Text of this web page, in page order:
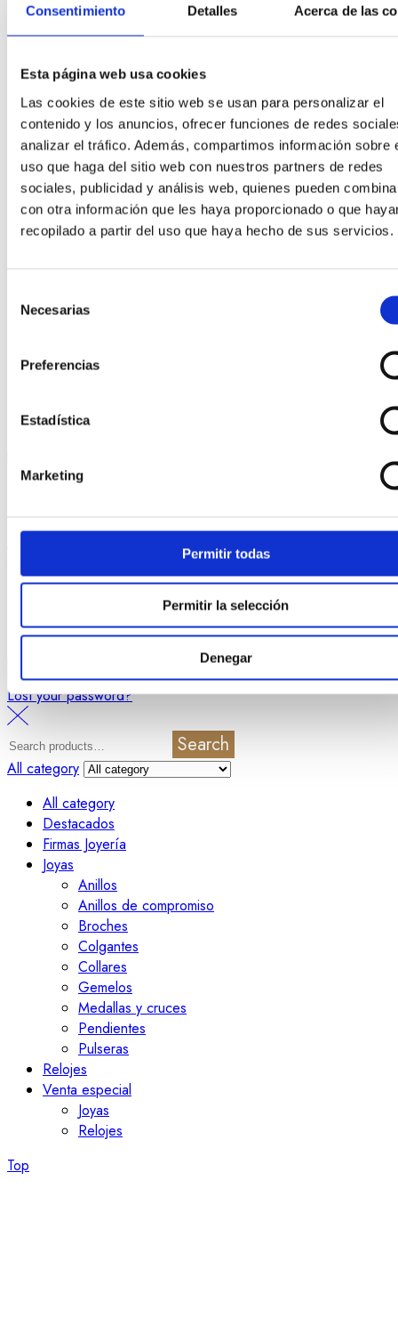
Consentimiento Detalles Acerca de las
Esta página web usa cookies
Las cookies de este sitio web se usan para personalizar el
contenido y los anuncios, ofrecer funciones de redes
analizar el tráfico. Además, compartimos información sobre
uso que haga del sitio web con nuestros partners de redes
sociales, publicidad y análisis web, quienes pueden
con otra información que les haya proporcionado o que
recopilado a partir del uso que haya hecho de sus servicios.
Necesarias
Preferencias
Estadística
Marketing
Permitir todas
Permitir la selección
Denegar
Condiciones de contratación
Política de Cookies
Declaración de accesibilidad
Esta empresa ha sido beneficiaria del bono Kit Digital y lo
ha utilizado para la solución digital: Sitio web y presencia
en internet, financiado por la Unión Europea –
porEstudio Numérico
Password*
Login
Lost your password?
Search
All category
All category
Destacados
Firmas Joyería
Joyas
Anillos
Anillos de compromiso
Broches
Colgantes
Collares
Gemelos
Medallas y cruces
Pendientes
Pulseras
Relojes
Venta especial
Joyas
Relojes
Top